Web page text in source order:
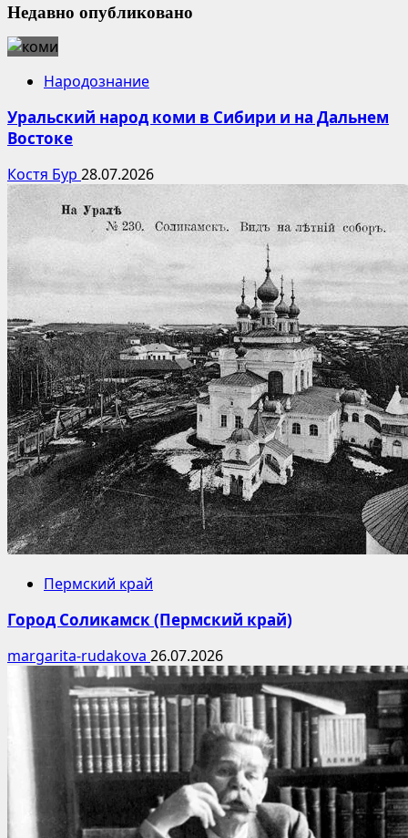
Недавно опубликовано
Народознание
Уральский народ коми в Сибири и на Дальнем
Востоке
Костя Бур 28.07.2026
Пермский край
Город Соликамск (Пермский край)
margarita-rudakova 26.07.2026